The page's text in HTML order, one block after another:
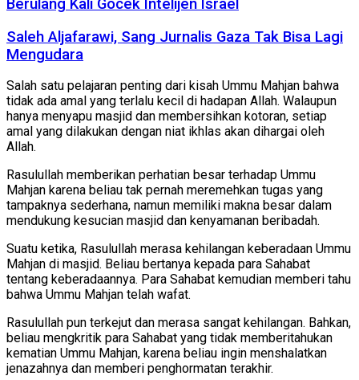
Berulang Kali Gocek Intelijen Israel
Saleh Aljafarawi, Sang Jurnalis Gaza Tak Bisa Lagi
Mengudara
Salah satu pelajaran penting dari kisah Ummu Mahjan bahwa
tidak ada amal yang terlalu kecil di hadapan Allah. Walaupun
hanya menyapu masjid dan membersihkan kotoran, setiap
amal yang dilakukan dengan niat ikhlas akan dihargai oleh
Allah.
Rasulullah memberikan perhatian besar terhadap Ummu
Mahjan karena beliau tak pernah meremehkan tugas yang
tampaknya sederhana, namun memiliki makna besar dalam
mendukung kesucian masjid dan kenyamanan beribadah.
Suatu ketika, Rasulullah merasa kehilangan keberadaan Ummu
Mahjan di masjid. Beliau bertanya kepada para Sahabat
tentang keberadaannya. Para Sahabat kemudian memberi tahu
bahwa Ummu Mahjan telah wafat.
Rasulullah pun terkejut dan merasa sangat kehilangan. Bahkan,
beliau mengkritik para Sahabat yang tidak memberitahukan
kematian Ummu Mahjan, karena beliau ingin menshalatkan
jenazahnya dan memberi penghormatan terakhir.